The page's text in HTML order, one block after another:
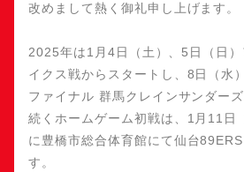
改めまして熱く御礼申し上げます。
2025年は1月4日（土）、5日（日
イクス戦からスタートし、8日（水
ファイナル 群馬クレインサンダーズ
続くホームゲーム初戦は、1月11日
に豊橋市総合体育館にて仙台
す。